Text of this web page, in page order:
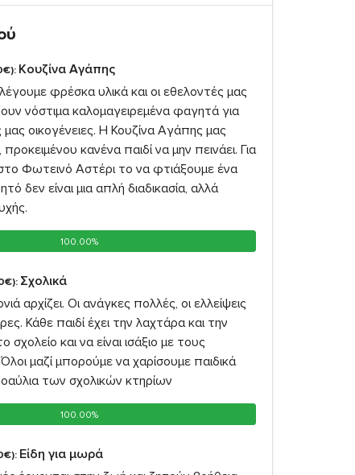
Κουζίνα Αγάπης
φρέσκα υλικά και οι εθελοντές μας
νόστιμα καλομαγειρεμένα φαγητά για
οικογένειες. Η Κουζίνα Αγάπης μας
κανένα παιδί να μην πεινάει. Για
Φωτεινό Αστέρι το να φτιάξουμε ένα
δεν είναι μια απλή διαδικασία, αλλά
100.00%
100.00%
Σχολικά
αρχίζει. Οι ανάγκες πολλές, οι ελλείψεις
Κάθε παιδί έχει την λαχτάρα και την
σχολείο και να είναι ισάξιο με τους
μαζί μπορούμε να χαρίσουμε παιδικά
των σχολικών κτηρίων
100.00%
100.00%
Είδη για μωρά